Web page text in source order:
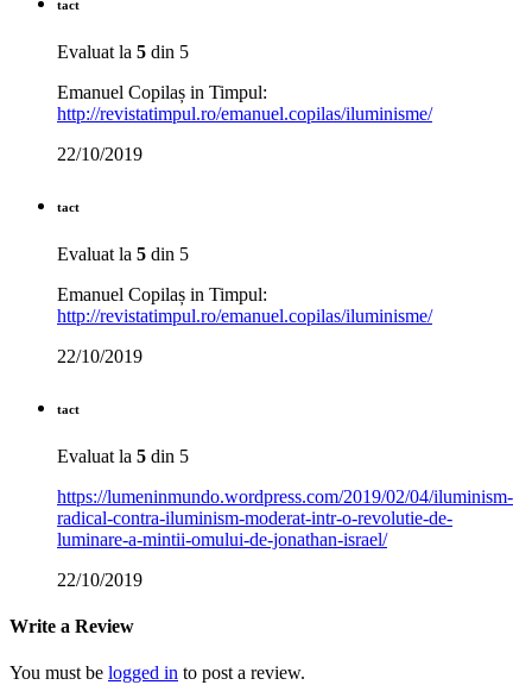
tact
Evaluat la 5 din 5
Emanuel Copilaș in Timpul:
http://revistatimpul.ro/emanuel.copilas/iluminisme/
22/10/2019
tact
Evaluat la 5 din 5
Emanuel Copilaș in Timpul:
http://revistatimpul.ro/emanuel.copilas/iluminisme/
22/10/2019
tact
Evaluat la 5 din 5
https://lumeninmundo.wordpress.com/2019/02/04/iluminism-
radical-contra-iluminism-moderat-intr-o-revolutie-de-
luminare-a-mintii-omului-de-jonathan-israel/
22/10/2019
Write a Review
You must be logged in to post a review.